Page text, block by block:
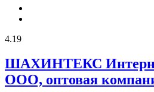
4.19
ШАХИНТЕКС
ООО, оптовая